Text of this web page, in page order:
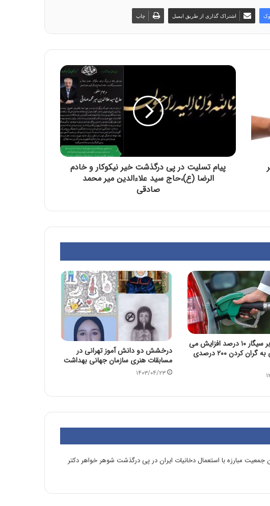
اشتراک گذاری از طریق ایمیل چاپ
پیام تسلیت در پی درگذشت خیر نیکوکار و خادم
الرضا (ع)،حاج سید علاءالدین میر محمد
صادقی
اگر مالیات بر سیگار ۱۰ درصد افزایش می
یافت نیازی به گران کردن ۲۰۰ درصدی
درخشش دو دانش آموز تهرانی در
مسابقات هنری سازمان جهانی بهداشت
۱۴۰۳/۰۴/۲۳
جمعیت مبارزه با استعمال دخانیات ایران در پی درگذشت شوهر خواهر دکتر